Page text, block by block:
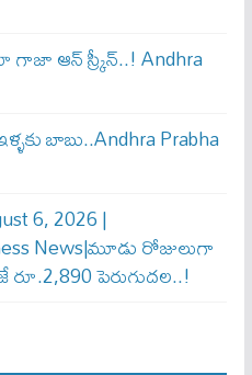
గాజా ఆన్ స్క్రీన్‌..! Andhra
బాబు..Andhra Prabha
6, 2026 |
News|మూడు రోజులుగా
రూ.2,890 పెరుగుద‌ల‌..!